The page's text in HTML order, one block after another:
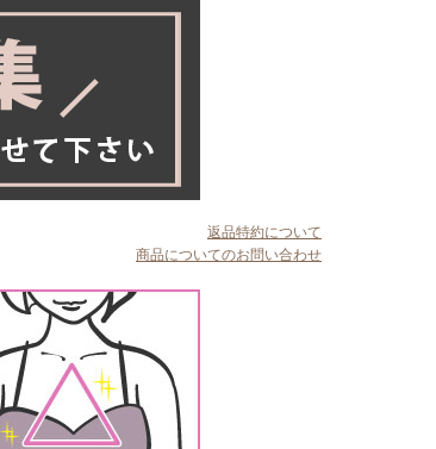
返品特約について
商品についてのお問い合わせ